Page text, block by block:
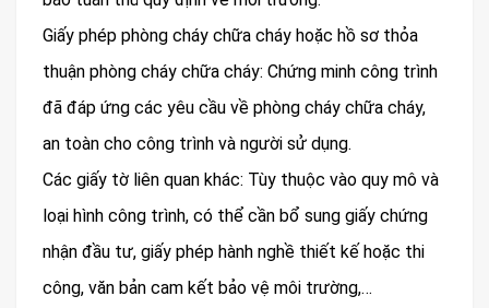
Giấy phép phòng cháy chữa cháy hoặc hồ sơ thỏa
thuận phòng cháy chữa cháy: Chứng minh công trình
đã đáp ứng các yêu cầu về phòng cháy chữa cháy,
an toàn cho công trình và người sử dụng.
Các giấy tờ liên quan khác: Tùy thuộc vào quy mô và
loại hình công trình, có thể cần bổ sung giấy chứng
nhận đầu tư, giấy phép hành nghề thiết kế hoặc thi
công, văn bản cam kết bảo vệ môi trường,…